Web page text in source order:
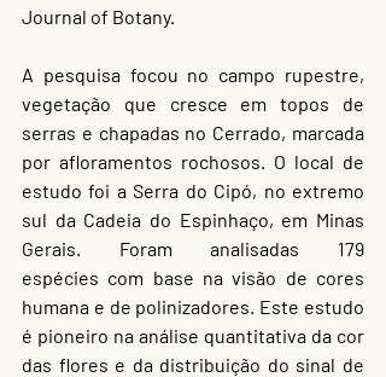
Journal of Botany.
A pesquisa focou no campo rupestre,
vegetação que cresce em topos de
serras e chapadas no Cerrado, marcada
por afloramentos rochosos. O local de
estudo foi a Serra do Cipó, no extremo
sul da Cadeia do Espinhaço, em Minas
Gerais. Foram analisadas 179
espécies com base na visão de cores
humana e de polinizadores. Este estudo
é pioneiro na análise quantitativa da cor
das flores e da distribuição do sinal de